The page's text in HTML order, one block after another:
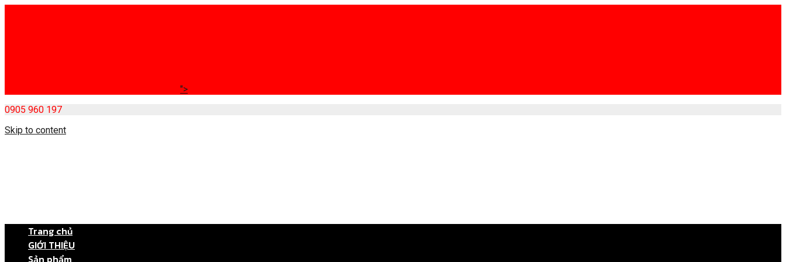
">
0905 960 197
Skip to content
Trang chủ
GIỚI THIỆU
Sản phẩm